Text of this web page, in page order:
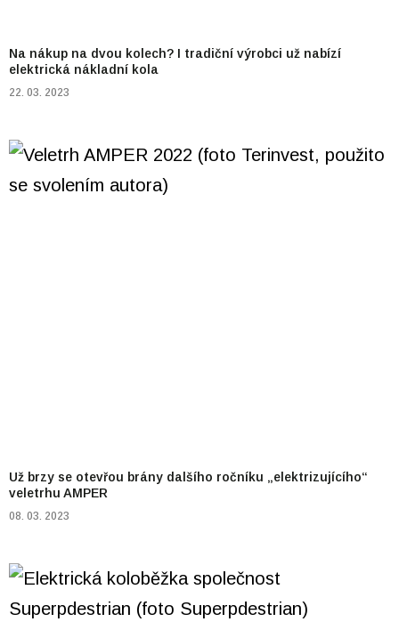
Na nákup na dvou kolech? I tradiční výrobci už nabízí
elektrická nákladní kola
22. 03. 2023
Už brzy se otevřou brány dalšího ročníku „elektrizujícího“
veletrhu AMPER
08. 03. 2023